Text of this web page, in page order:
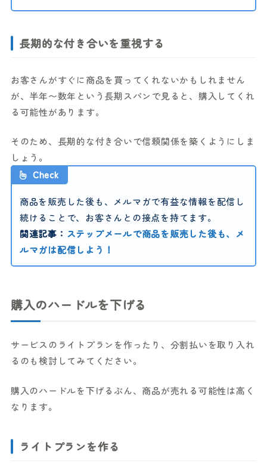
長期的な付き合いを重視する
お客さんがすぐに商品を買ってくれないかもしれません
が、半年〜数年という長期スパンで見ると、購入してくれ
る可能性があります。
そのため、長期的な付き合いで信頼関係を築くようにしま
しょう。
Check
商品を販売した後も、メルマガで有益な情報を配信し
続けることで、お客さんとの接点を持てます。
関連記事： ステップメールで商品を販売した後も、メ
ルマガは配信しよう！
購入のハードルを下げる
サービスのライトプランを作ったり、分割払いを取り入れ
るのも検討してみてください。
購入のハードルを下げるぶん、商品が売れる可能性は高く
なります。
ライトプランを作る